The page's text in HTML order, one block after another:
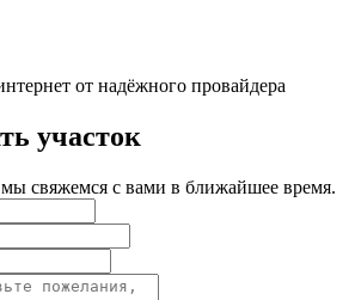
от надёжного провайдера
участок
свяжемся с вами в ближайшее время.